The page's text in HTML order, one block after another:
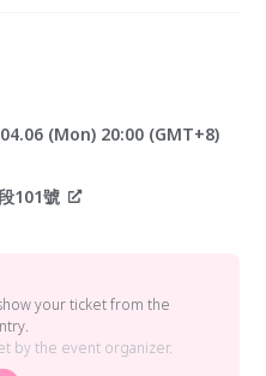
(Mon) 20:00 (GMT+8)
101號
your ticket from the
by the event organizer.